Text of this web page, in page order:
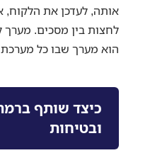
אותה, לעדכן את הלקוח,
לחצות בין מסכים. מערך
הוא מערך שבו כל
ובטיחות